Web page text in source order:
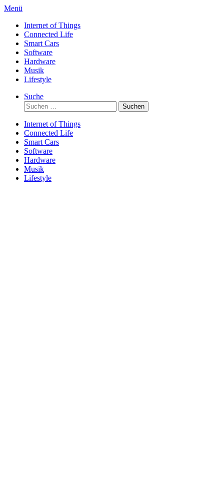
Direkt
Inhalt
Menü
Internet of Things
Connected Life
Smart Cars
Software
Hardware
Musik
Lifestyle
Suche
Suchen
nach:
Internet of Things
Connected Life
Smart Cars
Software
Hardware
Musik
Lifestyle